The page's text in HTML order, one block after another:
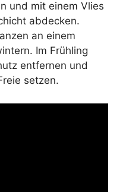
und mit einem Vlies
abdecken.
an einem
Im Frühling
entfernen und
setzen.